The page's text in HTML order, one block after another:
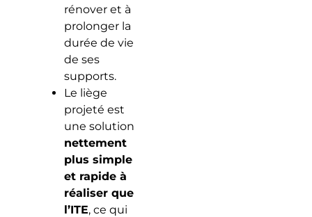
rénover et à
prolonger la
durée de vie
de ses
supports.
Le liège
projeté est
une solution
nettement
plus simple
et rapide à
réaliser que
l’ITE, ce qui